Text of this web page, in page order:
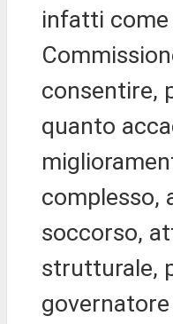
infatti
consentire,
quanto
complesso,
soccorso,
strutturale,